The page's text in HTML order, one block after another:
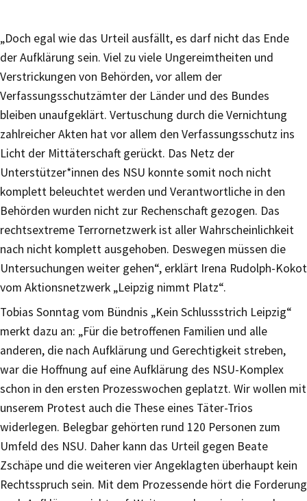
„Doch egal wie das Urteil ausfällt, es darf nicht das Ende
der Aufklärung sein. Viel zu viele Ungereimtheiten und
Verstrickungen von Behörden, vor allem der
Verfassungsschutzämter der Länder und des Bundes
bleiben unaufgeklärt. Vertuschung durch die Vernichtung
zahlreicher Akten hat vor allem den Verfassungsschutz ins
Licht der Mittäterschaft gerückt. Das Netz der
Unterstützer*innen des NSU konnte somit noch nicht
komplett beleuchtet werden und Verantwortliche in den
Behörden wurden nicht zur Rechenschaft gezogen. Das
rechtsextreme Terrornetzwerk ist aller Wahrscheinlichkeit
nach nicht komplett ausgehoben. Deswegen müssen die
Untersuchungen weiter gehen“, erklärt Irena Rudolph-Kokot
vom Aktionsnetzwerk „Leipzig nimmt Platz“.
Tobias Sonntag vom Bündnis „Kein Schlussstrich Leipzig“
merkt dazu an: „Für die betroffenen Familien und alle
anderen, die nach Aufklärung und Gerechtigkeit streben,
war die Hoffnung auf eine Aufklärung des NSU-Komplex
schon in den ersten Prozesswochen geplatzt. Wir wollen mit
unserem Protest auch die These eines Täter-Trios
widerlegen. Belegbar gehörten rund 120 Personen zum
Umfeld des NSU. Daher kann das Urteil gegen Beate
Zschäpe und die weiteren vier Angeklagten überhaupt kein
Rechtsspruch sein. Mit dem Prozessende hört die Forderung